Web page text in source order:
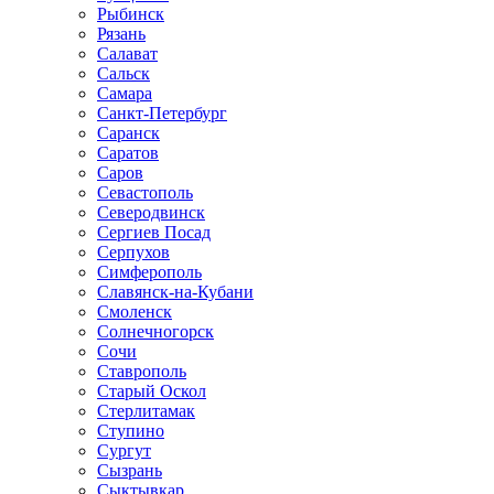
Рыбинск
Рязань
Салават
Сальск
Самара
Санкт-Петербург
Саранск
Саратов
Саров
Севастополь
Северодвинск
Сергиев Посад
Серпухов
Симферополь
Славянск-на-Кубани
Смоленск
Солнечногорск
Сочи
Ставрополь
Старый Оскол
Стерлитамак
Ступино
Сургут
Сызрань
Сыктывкар